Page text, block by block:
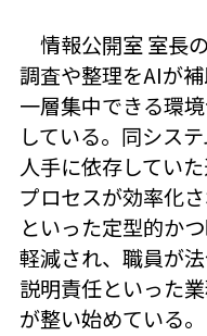
情報公開室 室長
調査や整理をAIが
一層集中できる環
している。同シス
人手に依存してい
プロセスが効率化
といった定型的か
軽減され、職員が
説明責任といった
が整い始めている。